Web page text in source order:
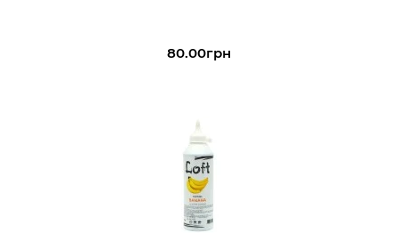
80.00грн